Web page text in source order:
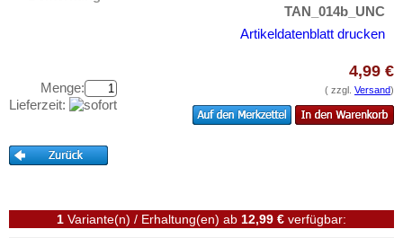
Aufbewahrung
Ihre Bewertungen
Informationen
TAN_014b_UNC
Artikeldatenblatt drucken
Menge:
Lieferzeit:
4,99 €
( zzgl. Versand)
1 Variante(n) / Erhaltung(en) ab 12,99 € verfügbar: